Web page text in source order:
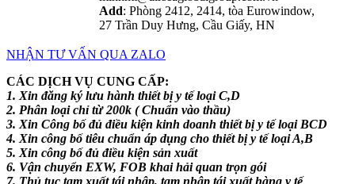
Add: Phòng 2412, 2414, tòa Eurowindow,
27 Trần Duy Hưng, Cầu Giấy, HN
NHẬN TƯ VẤN QUA ZALO
CÁC DỊCH VỤ CUNG CẤP:
1. Xin đăng ký lưu hành thiết bị y tế loại C,D
2. Phân loại chỉ từ 200k ( Chuẩn vào thầu)
3. Xin Công bố đủ điều kiện kinh doanh thiết bị y tế loại BCD
4. Xin công bố tiêu chuẩn áp dụng cho thiết bị y tế loại A,B
5. Xin công bố đủ điều kiện sản xuất
6. Vận chuyển EXW, FOB khai hải quan trọn gói
7. Thủ tục tạm xuất tái nhập, tạm nhập tái xuất hàng y tế